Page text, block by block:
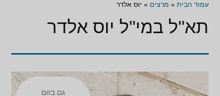
עמוד הבית » מרצים » יוס אלדר
תא"ל במי"ל יוס אלדר
גם בזום